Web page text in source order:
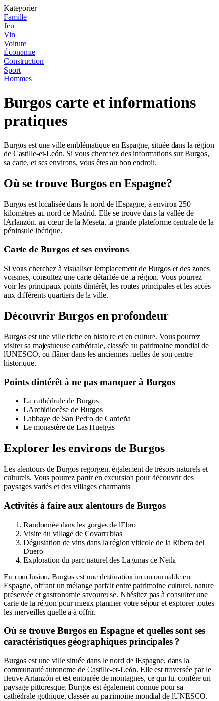
Kategorier
Famille
Jeu
Vin
Voiture
Économie
Construction
Sport
Hommes
Burgos carte et informations
pratiques
Burgos est une ville emblématique en Espagne, située dans la région
de Castille-et-León. Si vous cherchez des informations sur Burgos,
sa carte, et ses environs, vous êtes au bon endroit.
Où se trouve Burgos en Espagne?
Burgos est localisée dans le nord de lEspagne, à environ 250
kilomètres au nord de Madrid. Elle se trouve dans la vallée de
lArlanzón, au cœur de la Meseta, la grande plateforme centrale de la
péninsule ibérique.
Carte de Burgos et ses environs
Si vous cherchez à visualiser lemplacement de Burgos et des zones
voisines, consultez une carte détaillée de la région. Vous pourrez
voir les principaux points dintérêt, les routes principales et les accès
aux différents quartiers de la ville.
Découvrir Burgos en profondeur
Burgos est une ville riche en histoire et en culture. Vous pourrez
visiter sa majestueuse cathédrale, classée au patrimoine mondial de
lUNESCO, ou flâner dans les anciennes ruelles de son centre
historique.
Points dintérêt à ne pas manquer à Burgos
La cathédrale de Burgos
LArchidiocèse de Burgos
Labbaye de San Pedro de Cardeña
Le monastère de Las Huelgas
Explorer les environs de Burgos
Les alentours de Burgos regorgent également de trésors naturels et
culturels. Vous pourrez partir en excursion pour découvrir des
paysages variés et des villages charmants.
Activités à faire aux alentours de Burgos
Randonnée dans les gorges de lEbro
Visite du village de Covarrubias
Dégustation de vins dans la région viticole de la Ribera del
Duero
Exploration du parc naturel des Lagunas de Neila
En conclusion, Burgos est une destination incontournable en
Espagne, offrant un mélange parfait entre patrimoine culturel, nature
préservée et gastronomie savoureuse. Nhésitez pas à consulter une
carte de la région pour mieux planifier votre séjour et explorer toutes
les merveilles quelle a à offrir.
Où se trouve Burgos en Espagne et quelles sont ses
caractéristiques géographiques principales ?
Burgos est une ville située dans le nord de lEspagne, dans la
communauté autonome de Castille-et-León. Elle est traversée par le
fleuve Arlanzón et est entourée de montagnes, ce qui lui confère un
paysage pittoresque. Burgos est également connue pour sa
cathédrale gothique, classée au patrimoine mondial de lUNESCO.